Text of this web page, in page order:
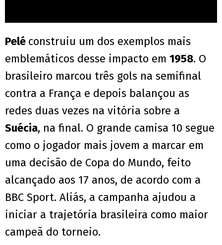
Pelé construiu um dos exemplos mais
emblemáticos desse impacto em 1958. O
brasileiro marcou três gols na semifinal
contra a França e depois balançou as
redes duas vezes na vitória sobre a
Suécia, na final. O grande camisa 10 segue
como o jogador mais jovem a marcar em
uma decisão de Copa do Mundo, feito
alcançado aos 17 anos, de acordo com a
BBC Sport. Aliás, a campanha ajudou a
iniciar a trajetória brasileira como maior
campeã do torneio.